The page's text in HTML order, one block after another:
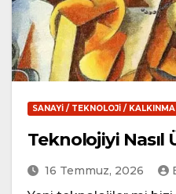
SANAYI / TEKNOLOJI / KALKINMA
Teknolojiyi Nasıl
16 Temmuz, 2026